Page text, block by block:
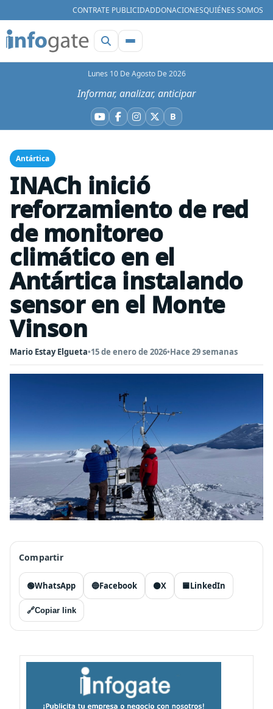
CONTRATE PUBLICIDADDONACIONESQUIÉNES SOMOS
Lunes 10 De Agosto De 2026
Informar, analizar, anticipar
YouTube
Facebook
Instagram
X BBluesky
Antártica
INACh inició
reforzamiento de red
de monitoreo
climático en el
Antártica instalando
sensor en el Monte
Vinson
Mario Estay Elgueta•15 de enero de 2026•Hace 29 semanas
Compartir
🟢WhatsApp 🔵Facebook ⚫X 🟦LinkedIn
🔗Copiar link